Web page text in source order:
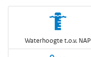
Waterhoogte t.o.v. NAP